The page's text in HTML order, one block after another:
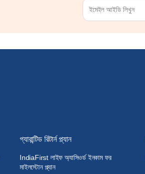
গ্যারান্টিড রিটার্ন প্ল্যান
IndiaFirst লাইফ অ্যাসিওর্ড ইনকাম ফর
মাইলস্টোন প্ল্যান